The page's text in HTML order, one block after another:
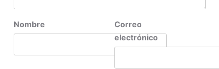
Nombre
Correo
electrónico